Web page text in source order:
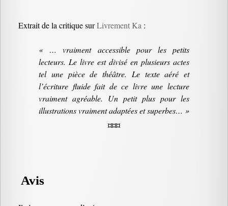
Extrait de la critique surLivrement Ka :
« … vraiment accessible pour les petits
lecteurs. Le livre est divisé en plusieurs actes
tel une pièce de théâtre. Le texte aéré et
l’écriture fluide fait de ce livre une lecture
vraiment agréable. Un petit plus pour les
illustrations vraiment adaptées et superbes… »
¤¤¤
Avis